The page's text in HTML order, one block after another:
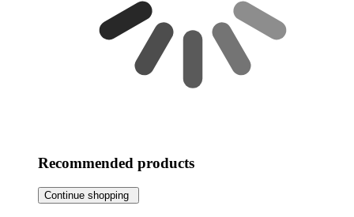
Recommended products
Continue shopping